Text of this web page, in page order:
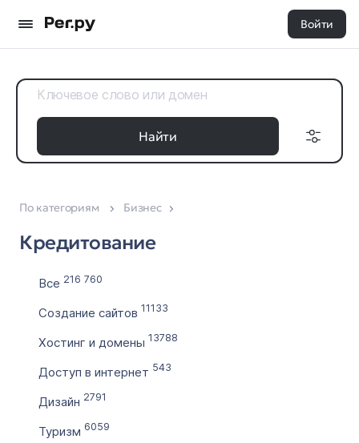
Войти
Найти
Доменные
Все 35
Дата регистрации
с
Выставлен на продажу
с
Цена домена в ₽
По категориям Бизнес
Кредитование
Все 216 760
Создание сайтов 11133
Хостинг и домены 13788
Доступ в интернет 543
Дизайн 2791
Туризм 6059